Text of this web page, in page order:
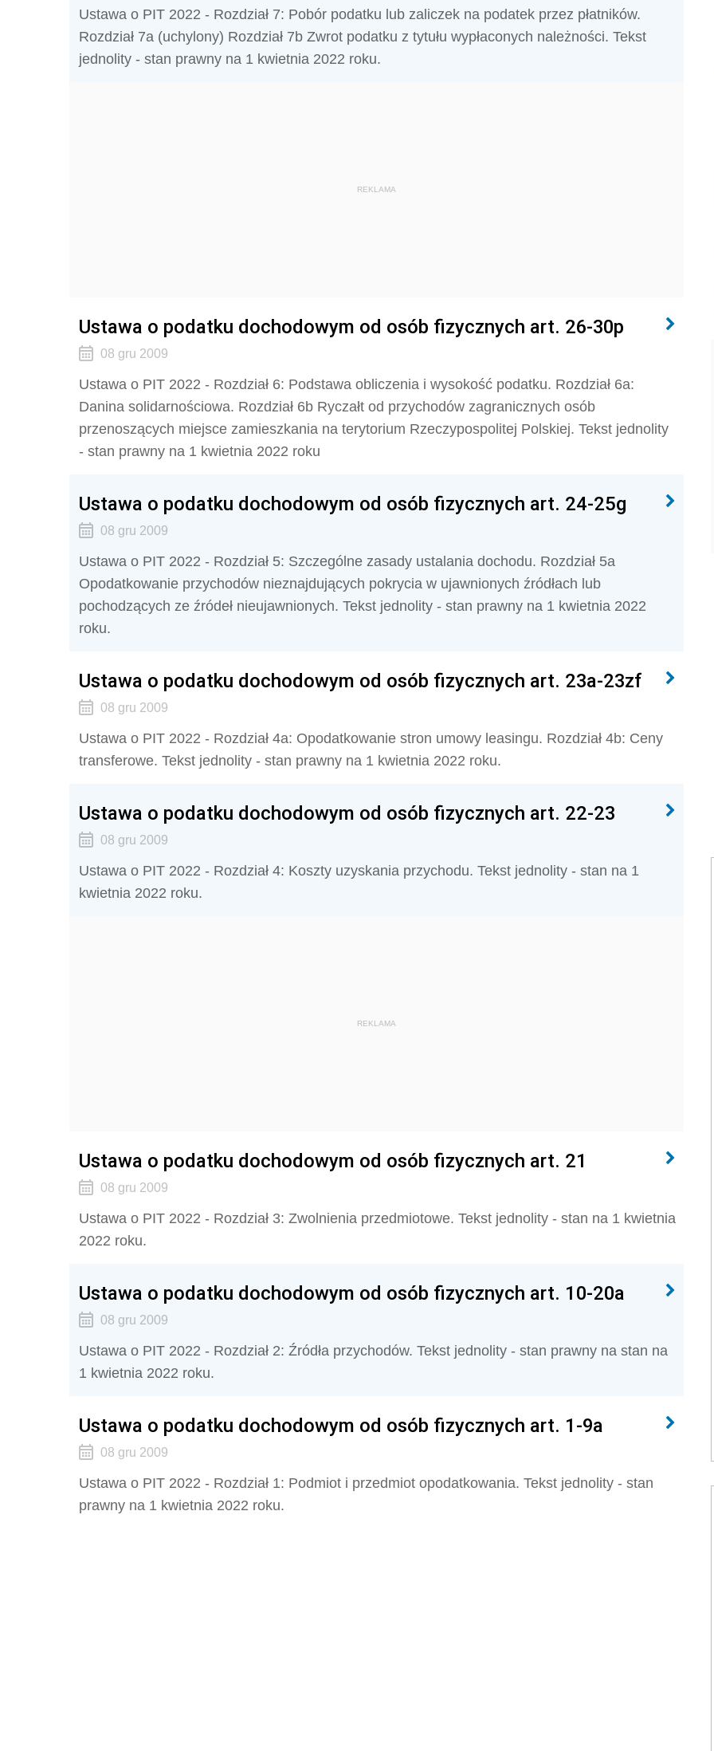
Ustawa o PIT 2022 - Rozdział 7: Pobór podatku lub zaliczek na podatek przez płatników.
Rozdział 7a (uchylony) Rozdział 7b Zwrot podatku z tytułu wypłaconych należności. Tekst
jednolity - stan prawny na 1 kwietnia 2022 roku.
REKLAMA
Ustawa o podatku dochodowym od osób fizycznych art. 26-30p
08 gru 2009
Ustawa o PIT 2022 - Rozdział 6: Podstawa obliczenia i wysokość podatku. Rozdział 6a:
Danina solidarnościowa. Rozdział 6b Ryczałt od przychodów zagranicznych osób
przenoszących miejsce zamieszkania na terytorium Rzeczypospolitej Polskiej. Tekst jednolity
- stan prawny na 1 kwietnia 2022 roku
Ustawa o podatku dochodowym od osób fizycznych art. 24-25g
08 gru 2009
Ustawa o PIT 2022 - Rozdział 5: Szczególne zasady ustalania dochodu. Rozdział 5a
Opodatkowanie przychodów nieznajdujących pokrycia w ujawnionych źródłach lub
pochodzących ze źródeł nieujawnionych. Tekst jednolity - stan prawny na 1 kwietnia 2022
roku.
Ustawa o podatku dochodowym od osób fizycznych art. 23a-23zf
08 gru 2009
Ustawa o PIT 2022 - Rozdział 4a: Opodatkowanie stron umowy leasingu. Rozdział 4b: Ceny
transferowe. Tekst jednolity - stan prawny na 1 kwietnia 2022 roku.
Ustawa o podatku dochodowym od osób fizycznych art. 22-23
08 gru 2009
Ustawa o PIT 2022 - Rozdział 4: Koszty uzyskania przychodu. Tekst jednolity - stan na 1
kwietnia 2022 roku.
REKLAMA
Ustawa o podatku dochodowym od osób fizycznych art. 21
08 gru 2009
Ustawa o PIT 2022 - Rozdział 3: Zwolnienia przedmiotowe. Tekst jednolity - stan na 1 kwietnia
2022 roku.
Ustawa o podatku dochodowym od osób fizycznych art. 10-20a
08 gru 2009
Ustawa o PIT 2022 - Rozdział 2: Źródła przychodów. Tekst jednolity - stan prawny na stan na
1 kwietnia 2022 roku.
Ustawa o podatku dochodowym od osób fizycznych art. 1-9a
08 gru 2009
Ustawa o PIT 2022 - Rozdział 1: Podmiot i przedmiot opodatkowania. Tekst jednolity - stan
prawny na 1 kwietnia 2022 roku.